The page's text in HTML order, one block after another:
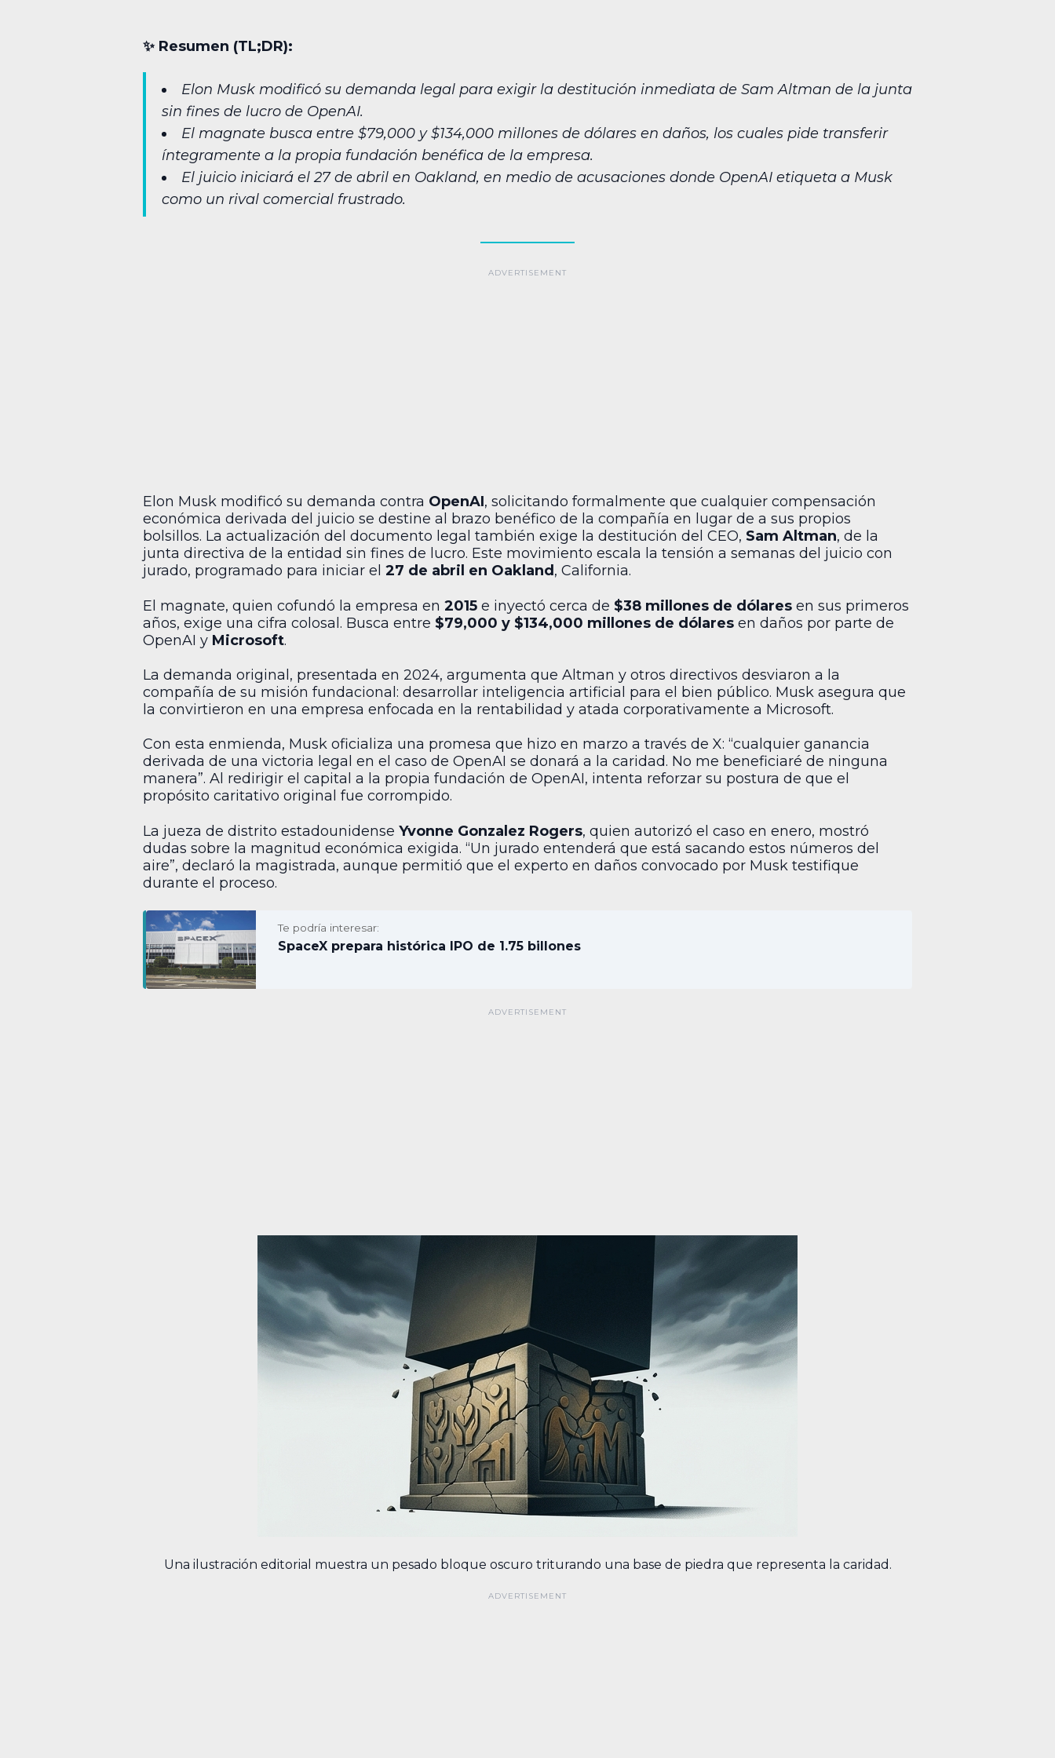
✨︎ Resumen (TL;DR):
Elon Musk modificó su demanda legal para exigir la destitución inmediata de Sam Altman de la junta
sin fines de lucro de OpenAI.
El magnate busca entre $79,000 y $134,000 millones de dólares en daños, los cuales pide transferir
íntegramente a la propia fundación benéfica de la empresa.
El juicio iniciará el 27 de abril en Oakland, en medio de acusaciones donde OpenAI etiqueta a Musk
como un rival comercial frustrado.
Elon Musk modificó su demanda contra OpenAI, solicitando formalmente que cualquier compensación
económica derivada del juicio se destine al brazo benéfico de la compañía en lugar de a sus propios
bolsillos. La actualización del documento legal también exige la destitución del CEO, Sam Altman, de la
junta directiva de la entidad sin fines de lucro. Este movimiento escala la tensión a semanas del juicio con
jurado, programado para iniciar el 27 de abril en Oakland , California.
El magnate, quien cofundó la empresa en 2015 e inyectó cerca de $38 millones de dólares en sus primeros
años, exige una cifra colosal. Busca entre $79,000 y $134,000 millones de dólares en daños por parte de
OpenAI y Microsoft.
La demanda original, presentada en 2024, argumenta que Altman y otros directivos desviaron a la
compañía de su misión fundacional: desarrollar inteligencia artificial para el bien público. Musk asegura que
la convirtieron en una empresa enfocada en la rentabilidad y atada corporativamente a Microsoft.
Con esta enmienda, Musk oficializa una promesa que hizo en marzo a través de X: “cualquier ganancia
derivada de una victoria legal en el caso de OpenAI se donará a la caridad. No me beneficiaré de ninguna
manera”. Al redirigir el capital a la propia fundación de OpenAI, intenta reforzar su postura de que el
propósito caritativo original fue corrompido.
La jueza de distrito estadounidense Yvonne Gonzalez Rogers, quien autorizó el caso en enero, mostró
dudas sobre la magnitud económica exigida. “Un jurado entenderá que está sacando estos números del
aire”, declaró la magistrada, aunque permitió que el experto en daños convocado por Musk testifique
durante el proceso.
Te podría interesar:
SpaceX prepara histórica IPO de 1.75 billones
Una ilustración editorial muestra un pesado bloque oscuro triturando una base de piedra que representa la caridad.